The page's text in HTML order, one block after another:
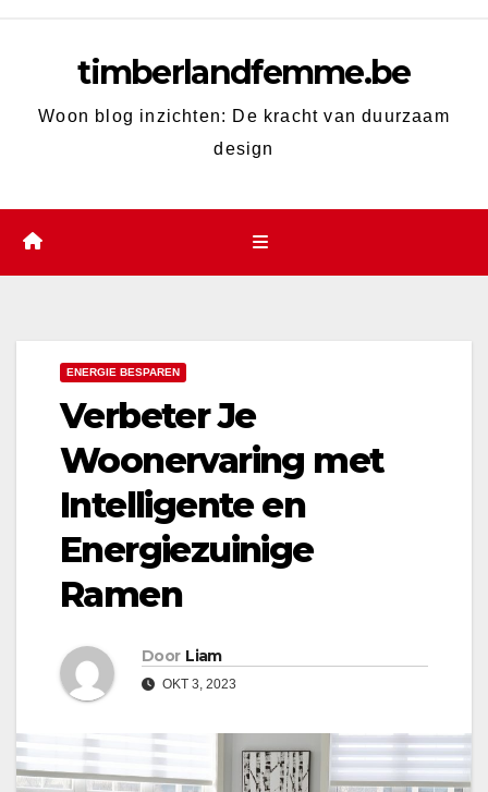
timberlandfemme.be
Woon blog inzichten: De kracht van duurzaam
design
ENERGIE BESPAREN
Verbeter Je
Woonervaring met
Intelligente en
Energiezuinige
Ramen
Door Liam
OKT 3, 2023